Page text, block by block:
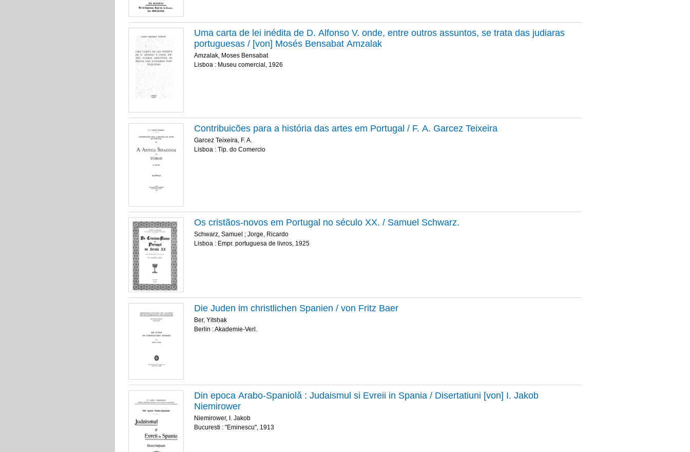
Uma carta de lei inédita de D. Alfonso V. onde, entre outros assuntos, se trata das judiaras
portuguesas / [von] Mosés Bensabat Amzalak
Amzalak, Moses Bensabat
Lisboa : Museu comercial, 1926
Contribuicões para a história das artes em Portugal / F. A. Garcez Teixeira
Garcez Teixeira, F. A.
Lisboa : Tip. do Comercio
Os cristãos-novos em Portugal no século XX. / Samuel Schwarz.
Schwarz, Samuel ; Jorge, Ricardo
Lisboa : Empr. portuguesa de livros, 1925
Die Juden im christlichen Spanien / von Fritz Baer
Ber, Yitsḥaḳ
Berlin : Akademie-Verl.
Din epoca Arabo-Spaniolǎ : Judaismul si Evreii in Spania / Disertatiuni [von] I. Jakob
Niemirower
Niemirower, I. Jakob
Bucuresti : "Eminescu", 1913